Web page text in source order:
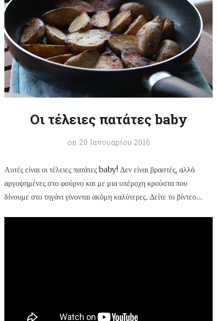
Οι τέλειες πατάτες baby
on 20 Ιανουαρίου 2016
Αυτές είναι οι τέλειες πατάτες baby! Δεν είναι βραστές, αλλά
αργοψημένες στο φούρνο και με μια υπέροχη κρούστα που
δίνουμε στο τηγάνι γίνονται ακόμη καλύτερες. Δείτε το βίντεο…